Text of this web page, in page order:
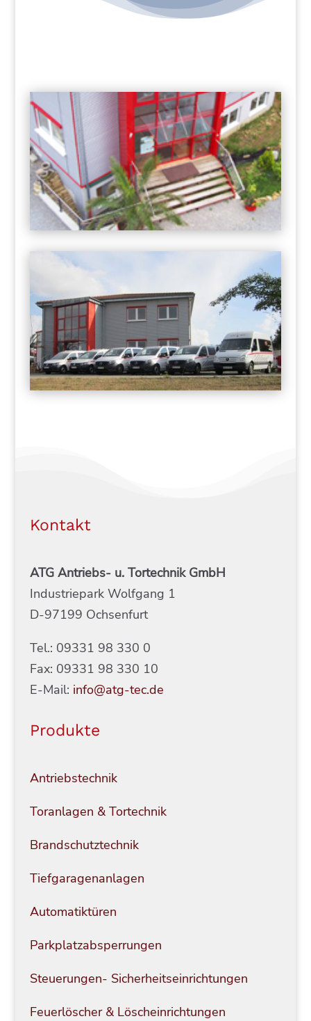
Kontakt
ATG Antriebs- u. Tortechnik GmbH
Industriepark Wolfgang 1
D-97199 Ochsenfurt
Tel.: 09331 98 330 0
Fax: 09331 98 330 10
E-Mail: info@atg-tec.de
Produkte
Antriebstechnik
Toranlagen & Tortechnik
Brandschutztechnik
Tiefgaragenanlagen
Automatiktüren
Parkplatzabsperrungen
Steuerungen- Sicherheitseinrichtungen
Feuerlöscher & Löscheinrichtungen